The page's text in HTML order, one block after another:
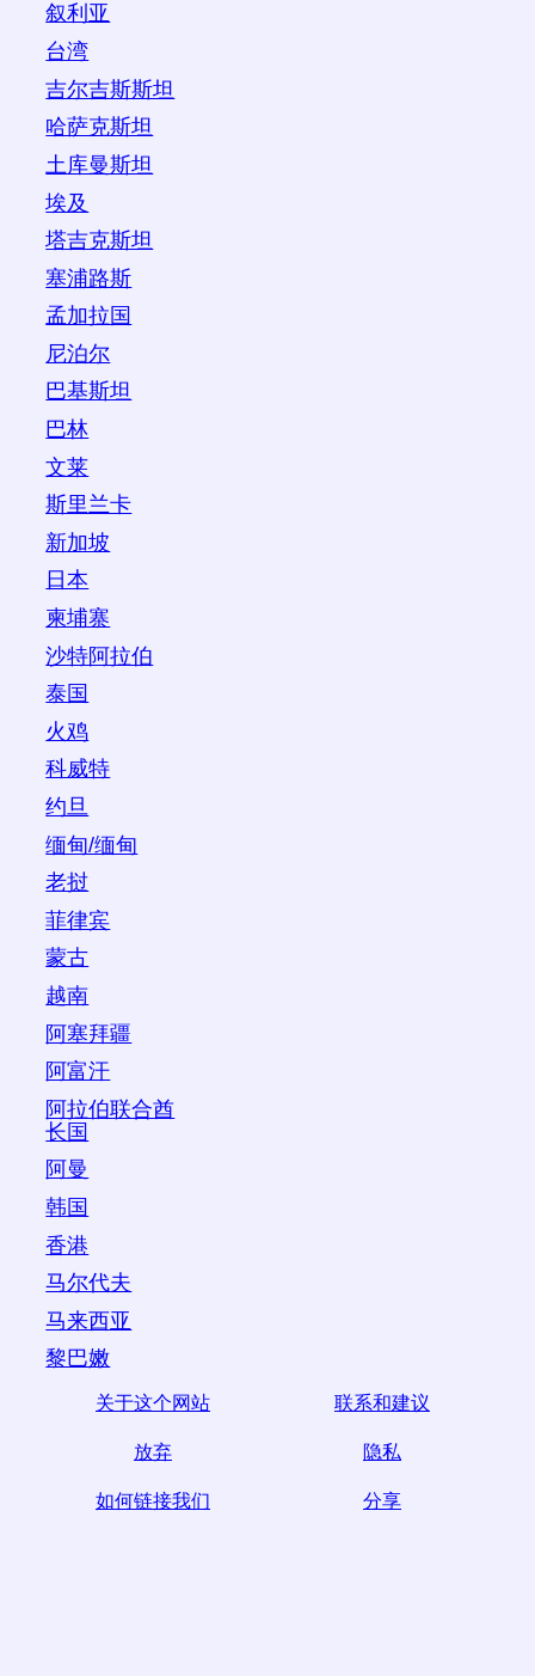
叙利亚
台湾
吉尔吉斯斯坦
哈萨克斯坦
土库曼斯坦
埃及
塔吉克斯坦
塞浦路斯
孟加拉国
尼泊尔
巴基斯坦
巴林
文莱
斯里兰卡
新加坡
日本
柬埔寨
沙特阿拉伯
泰国
火鸡
科威特
约旦
缅甸/缅甸
老挝
菲律宾
蒙古
越南
阿塞拜疆
阿富汗
阿拉伯联合酋
长国
阿曼
韩国
香港
马尔代夫
马来西亚
黎巴嫩
关于这个网站 联系和建议
放弃 隐私
如何链接我们 分享